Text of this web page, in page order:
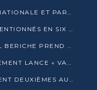
INTELLIGENCE ÉCONOMIQUE NATIONALE ET PARTENARIATS INTERNATIONAUX : VERS UNE DOCTRINE SOUVERAINE DE SÉCURITÉ ÉCONOMIQUE
PRÈS DE 700 000 EVP MANUTENTIONNÉS EN SIX MOIS PAR CONGO TERMINAL
RNP : DJOUBE NGOH CHARNEL BERICHE PREND LES RÊNES DU PARTI
BURKINA FASO : LE GOUVERNEMENT LANCE « VACANCES UTILES 2026 » POUR FORMER LES ÉLÈVES À 15 MÉTIERS
LES DIABLES ROUGES TERMINENT DEUXIÈMES AU CHAMPIONNAT D’AFRIQUE ZONE 3